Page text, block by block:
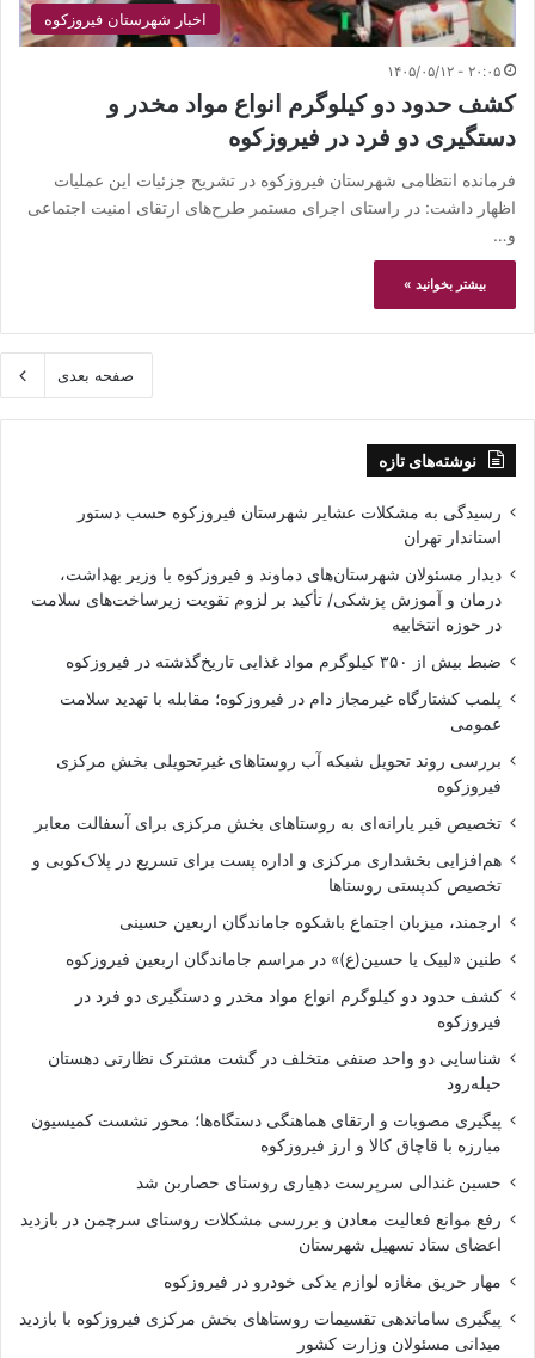
اخبار شهرستان فیروزکوه
۲۰:۰۵ - ۱۴۰۵/۰۵/۱۲
کشف حدود دو کیلوگرم انواع مواد مخدر و
دستگیری دو فرد در فیروزکوه
فرمانده انتظامی شهرستان فیروزکوه در تشریح جزئیات این عملیات
اظهار داشت: در راستای اجرای مستمر طرح‌های ارتقای امنیت اجتماعی
و…
بیشتر بخوانید »
صفحه بعدی
نوشته‌های تازه
رسیدگی به مشکلات عشایر شهرستان فیروزکوه حسب دستور
استاندار تهران
دیدار مسئولان شهرستان‌های دماوند و فیروزکوه با وزیر بهداشت،
درمان و آموزش پزشکی/ تأکید بر لزوم تقویت زیرساخت‌های سلامت
در حوزه انتخابیه
ضبط بیش از ۳۵۰ کیلوگرم مواد غذایی تاریخ‌گذشته در فیروزکوه
پلمب کشتارگاه غیرمجاز دام در فیروزکوه؛ مقابله با تهدید سلامت
عمومی
بررسی روند تحویل شبکه آب روستاهای غیرتحویلی بخش مرکزی
فیروزکوه
تخصیص قیر یارانه‌ای به روستاهای بخش مرکزی برای آسفالت معابر
هم‌افزایی بخشداری مرکزی و اداره پست برای تسریع در پلاک‌کوبی و
تخصیص کدپستی روستاها
ارجمند، میزبان اجتماع باشکوه جاماندگان اربعین حسینی
طنین «لبیک یا حسین(ع)» در مراسم جاماندگان اربعین فیروزکوه
کشف حدود دو کیلوگرم انواع مواد مخدر و دستگیری دو فرد در
فیروزکوه
شناسایی دو واحد صنفی متخلف در گشت مشترک نظارتی دهستان
حبله‌رود
پیگیری مصوبات و ارتقای هماهنگی دستگاه‌ها؛ محور نشست کمیسیون
مبارزه با قاچاق کالا و ارز فیروزکوه
حسین غندالی سرپرست دهیاری روستای حصاربن شد
رفع موانع فعالیت معادن و بررسی مشکلات روستای سرچمن در بازدید
اعضای ستاد تسهیل شهرستان
مهار حریق مغازه لوازم یدکی خودرو در فیروزکوه
پیگیری ساماندهی تقسیمات روستاهای بخش مرکزی فیروزکوه با بازدید
میدانی مسئولان وزارت کشور